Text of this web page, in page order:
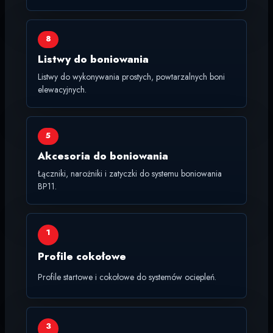
8
Listwy do boniowania
Listwy do wykonywania prostych, powtarzalnych boni
elewacyjnych.
5
Akcesoria do boniowania
Łączniki, narożniki i zatyczki do systemu boniowania
BP11.
1
Profile cokołowe
Profile startowe i cokołowe do systemów ociepleń.
3